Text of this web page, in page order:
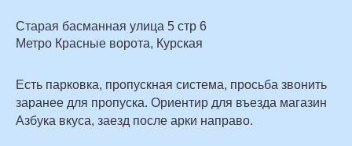
Старая басманная улица 5 стр 6
Метро Красные ворота, Курская
Есть парковка, пропускная система, просьба звонить
заранее для пропуска. Ориентир для въезда магазин
Азбука вкуса, заезд после арки направо.